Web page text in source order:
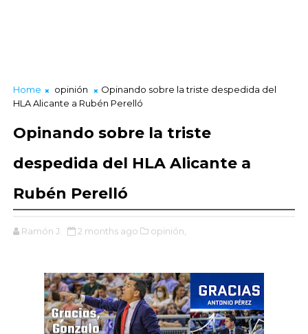
Home opinión
Opinando sobre la triste despedida del
HLA Alicante a Rubén Perelló
Opinando sobre la triste
despedida del HLA Alicante a
Rubén Perelló
Ramón J. 2 months ago opinión,